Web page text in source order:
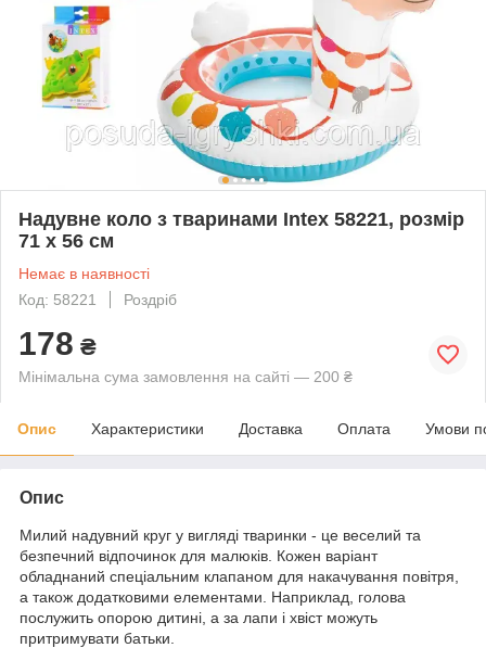
Надувне коло з тваринами Intex 58221, розмір
71 х 56 см
Немає в наявності
Код: 58221
Роздріб
178 ₴
Мінімальна сума замовлення на сайті — 200 ₴
Опис Характеристики Доставка Оплата Умови
Опис
Милий надувний круг у вигляді тваринки - це веселий та
безпечний відпочинок для малюків. Кожен варіант
обладнаний спеціальним клапаном для накачування повітря,
а також додатковими елементами. Наприклад, голова
послужить опорою дитині, а за лапи і хвіст можуть
притримувати батьки.